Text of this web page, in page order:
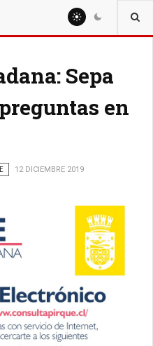
Sepa
en
12 DICIEMBRE 2019